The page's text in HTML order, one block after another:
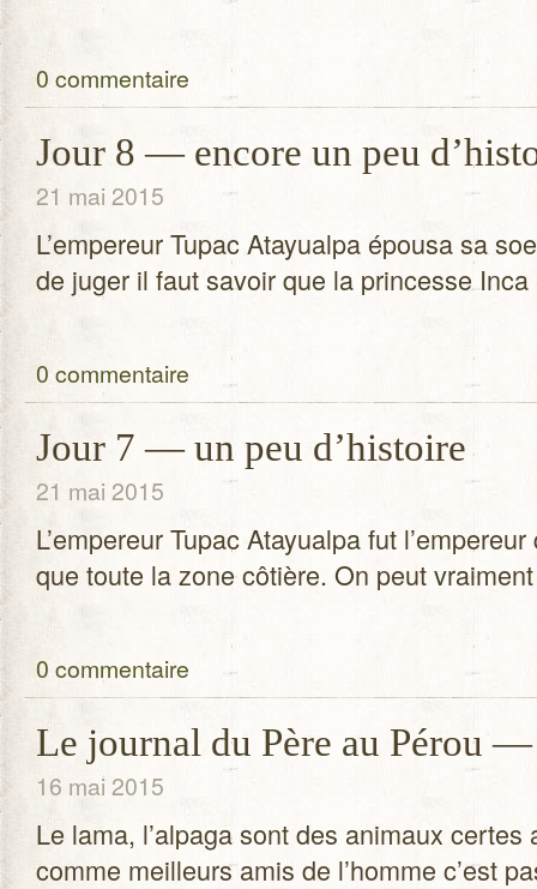
0 commentaire
Jour 8 — encore un peu
21 mai 2015
L’empereur Tupac Atayualpa épousa sa
de juger il faut savoir que la prin­cesse
0 commentaire
Jour 7 — un peu d’histoire
21 mai 2015
L’empereur Tupac Atayualpa fut
que toute la zone côtière. On peut
0 commentaire
Le journal du Père au Pérou
16 mai 2015
Le lama, l’alpaga sont des ani­maux
comme meilleurs amis de l’homme c’est